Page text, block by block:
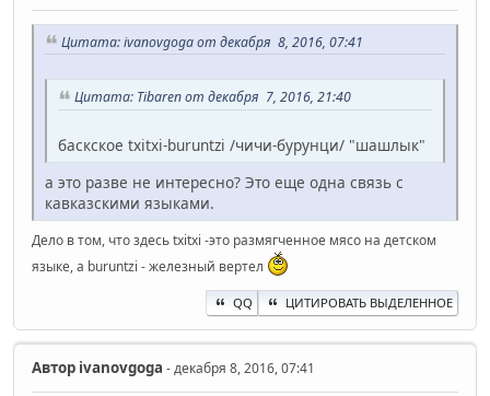
Цитата: ivanovgoga от декабря 8, 2016, 07:41
Цитата: Tibaren от декабря 7, 2016, 21:40
баскское txitxi-buruntzi /чичи-бурунци/ "шашлык"
а это разве не интересно? Это еще одна связь с
кавказскими языками.
Дело в том, что здесь txitxi -это размягченное мясо на детском
языке, а buruntzi - железный вертел
QQ ЦИТИРОВАТЬ ВЫДЕЛЕННОЕ
Автор ivanovgoga - декабря 8, 2016, 07:41